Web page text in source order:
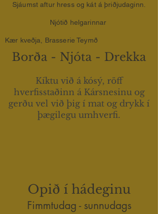
Sjáumst aftur hress og kát á þriðjudaginn.
Njótið helgarinnar
Kær kveðja, Brasserie Teymð
Borða - Njóta - Drekka
Kíktu við á kósý, röff
hverfisstaðinn á Kársnesinu og
gerðu vel við þig í mat og drykk í
þægilegu umhverfi.
Opið í hádeginu
Fimmtudag - sunnudags